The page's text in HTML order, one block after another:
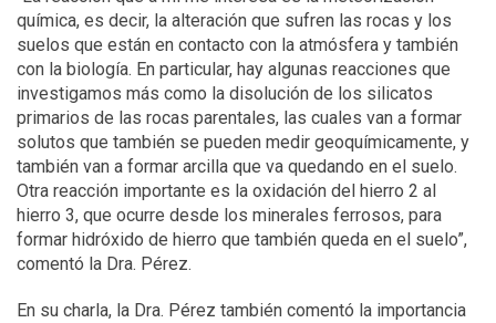
química, es decir, la alteración que sufren las rocas y los
suelos que están en contacto con la atmósfera y también
con la biología. En particular, hay algunas reacciones que
investigamos más como la disolución de los silicatos
primarios de las rocas parentales, las cuales van a formar
solutos que también se pueden medir geoquímicamente, y
también van a formar arcilla que va quedando en el suelo.
Otra reacción importante es la oxidación del hierro 2 al
hierro 3, que ocurre desde los minerales ferrosos, para
formar hidróxido de hierro que también queda en el suelo”,
comentó la Dra. Pérez.
En su charla, la Dra. Pérez también comentó la importancia